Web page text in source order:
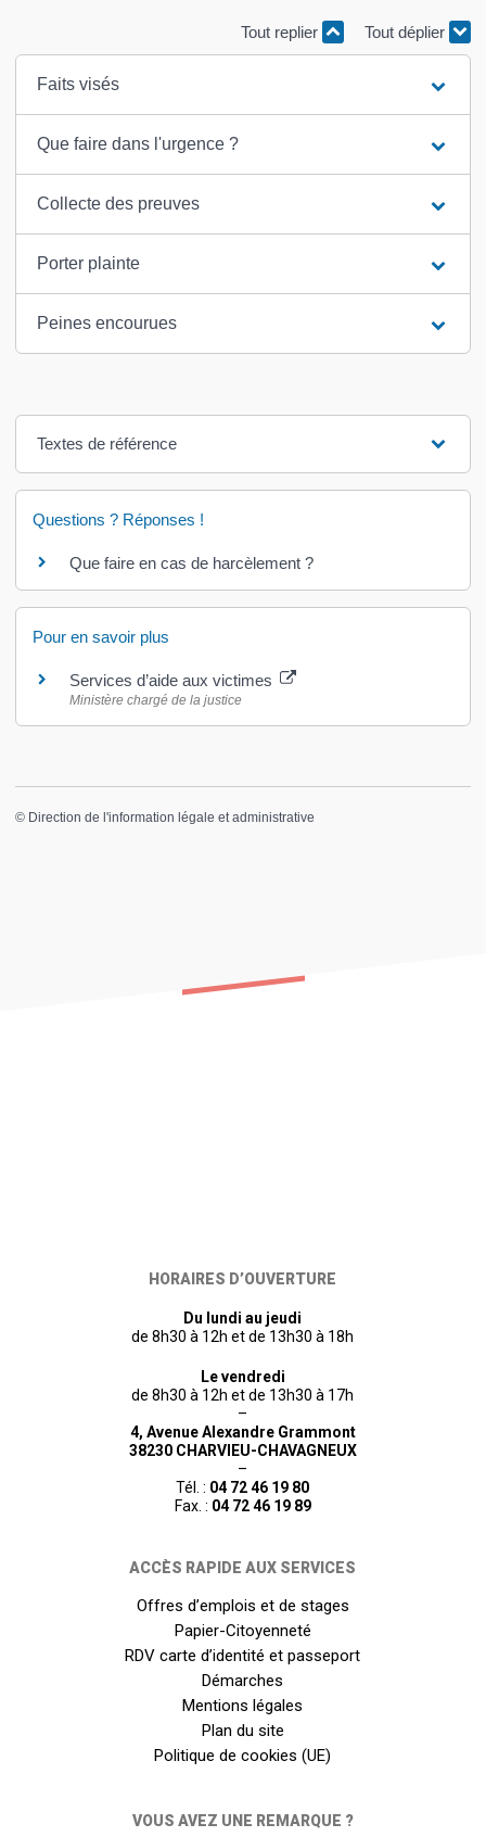
Tout replier Tout déplier
Faits visés
Que faire dans l'urgence ?
Collecte des preuves
Porter plainte
Peines encourues
Textes de référence
Questions ? Réponses !
Que faire en cas de harcèlement ?
Pour en savoir plus
Services d’aide aux victimes
Ministère chargé de la justice
© Direction de l'information légale et administrative
HORAIRES D’OUVERTURE
Du lundi au jeudi
de 8h30 à 12h et de 13h30 à 18h
Le vendredi
de 8h30 à 12h et de 13h30 à 17h
–
4, Avenue Alexandre Grammont
38230 CHARVIEU-CHAVAGNEUX
–
Tél. : 04 72 46 19 80
Fax. : 04 72 46 19 89
ACCÈS RAPIDE AUX SERVICES
Offres d’emplois et de stages
Papier-Citoyenneté
RDV carte d’identité et passeport
Démarches
Mentions légales
Plan du site
Politique de cookies (UE)
VOUS AVEZ UNE REMARQUE ?